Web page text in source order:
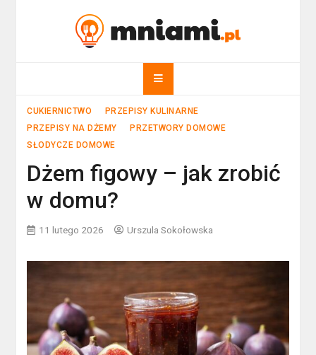
mniami.pl
CUKIERNICTWO
PRZEPISY KULINARNE
PRZEPISY NA DŻEMY
PRZETWORY DOMOWE
SŁODYCZE DOMOWE
Dżem figowy – jak zrobić
w domu?
11 lutego 2026 Urszula Sokołowska